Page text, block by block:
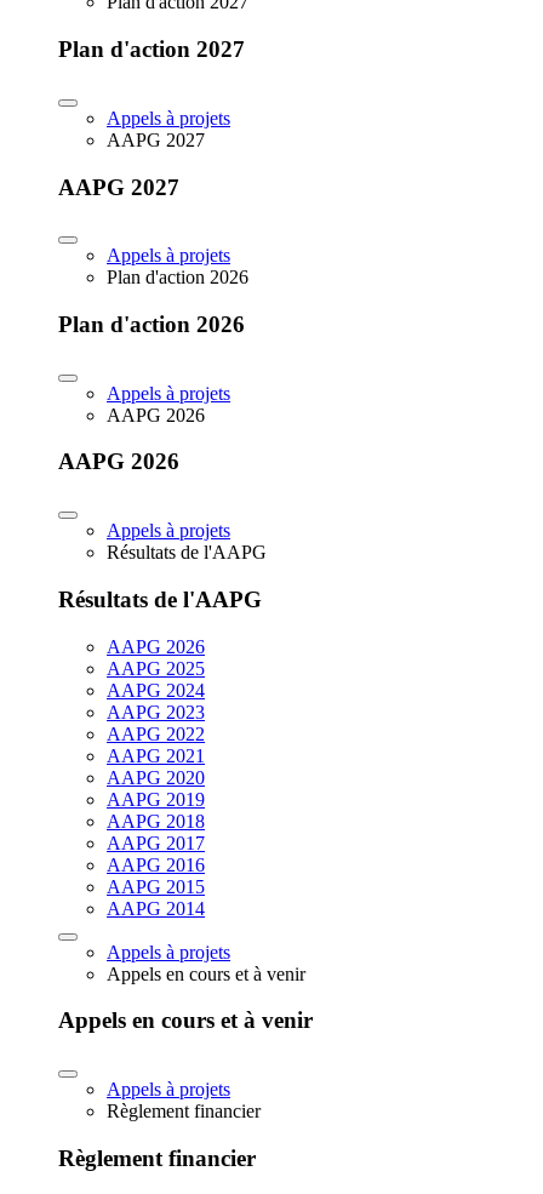
Plan d'action 2027
Appels à projets
AAPG 2027
AAPG 2027
Appels à projets
Plan d'action 2026
Plan d'action 2026
Appels à projets
AAPG 2026
AAPG 2026
Appels à projets
Résultats de l'AAPG
Résultats de l'AAPG
AAPG 2026
AAPG 2025
AAPG 2024
AAPG 2023
AAPG 2022
AAPG 2021
AAPG 2020
AAPG 2019
AAPG 2018
AAPG 2017
AAPG 2016
AAPG 2015
AAPG 2014
Appels à projets
Appels en cours et à venir
Appels en cours et à venir
Appels à projets
Règlement financier
Règlement financier